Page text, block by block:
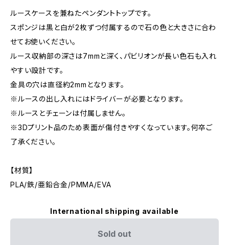
ルースケースを兼ねたペンダントトップです。
スポンジは黒と白が2枚ずつ付属するので石の色と大きさに合わ
せてお使いください。
ルース収納部の深さは7mmと深く、パビリオンが長い色石も入れ
やすい設計です。
金具の穴は直径約2mmとなります。
※ルースの出し入れにはドライバーが必要となります。
※ルースとチェーンは付属しません。
※3Dプリント品のため表面が傷付きやすくなっています。何卒ご
了承ください。
【材質】
PLA/鉄/亜鉛合金/PMMA/EVA
International shipping available
Sold out